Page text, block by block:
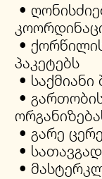
•
•
პაკეტებს
•
•
• გარე
•
•